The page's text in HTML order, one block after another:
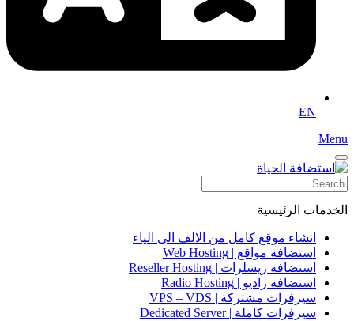
EN
Menu
الخدمات الرئيسية
انشاء موقع كامل من الالف الى الياء
استضافة مواقع | Web Hosting
استضافة ريسلرات | Reseller Hosting
استضافة راديو | Radio Hosting
سيرفرات مشتركة | VPS – VDS
سيرفرات كاملة | Dedicated Server